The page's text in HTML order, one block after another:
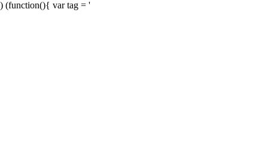
) (function(){ var tag = '